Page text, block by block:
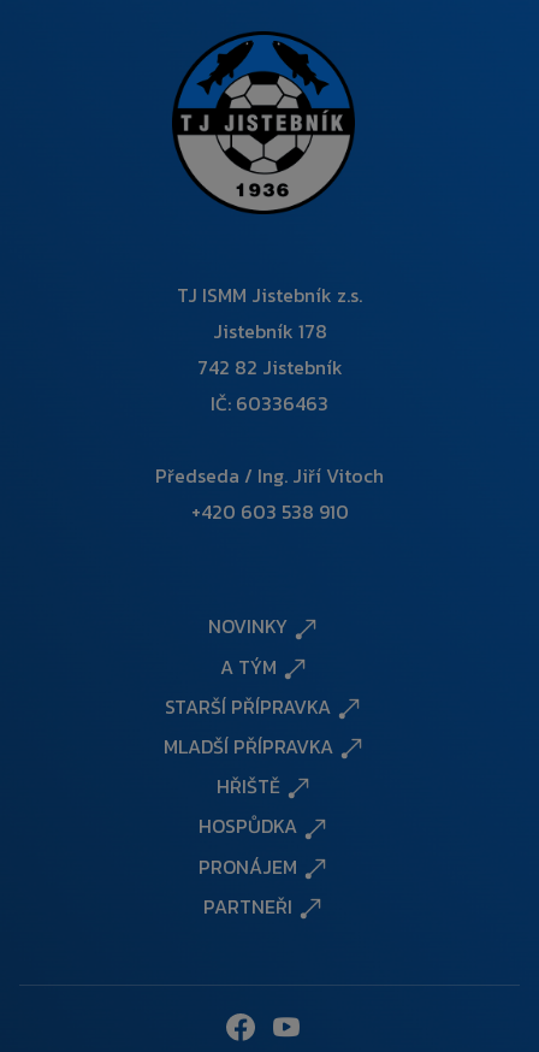
TJ ISMM Jistebník z.s.
Jistebník 178
742 82 Jistebník
IČ: 60336463
Předseda / Ing. Jiří Vitoch
+420 603 538 910
NOVINKY
A TÝM
STARŠÍ PŘÍPRAVKA
MLADŠÍ PŘÍPRAVKA
HŘIŠTĚ
HOSPŮDKA
PRONÁJEM
PARTNEŘI